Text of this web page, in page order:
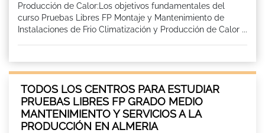
Producción de Calor:Los objetivos fundamentales del
curso Pruebas Libres FP Montaje y Mantenimiento de
Instalaciones de Frio Climatización y Producción de Calor ...
TODOS LOS CENTROS PARA ESTUDIAR
PRUEBAS LIBRES FP GRADO MEDIO
MANTENIMIENTO Y SERVICIOS A LA
PRODUCCIÓN EN ALMERIA